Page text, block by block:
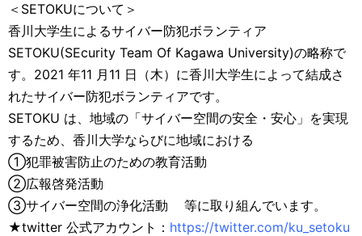
＜SETOKUについて＞
香川大学生によるサイバー防犯ボランティア
SETOKU(SEcurity Team Of Kagawa University)の略称で
す。2021 年11 月11 日（木）に香川大学生によって結成さ
れたサイバー防犯ボランティアです。
SETOKU は、地域の「サイバー空間の安全・安心」を実現
するため、香川大学ならびに地域における
①犯罪被害防止のための教育活動
②広報啓発活動
③サイバー空間の浄化活動 等に取り組んでいます。
★twitter 公式アカウント： https://twitter.com/ku_setoku